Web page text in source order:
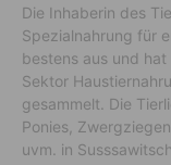
Die Inhaberin des
Spezialnahrung für
bestens aus und
Sektor
gesammelt. Die
Ponies,
uvm. in Susssawitsch.